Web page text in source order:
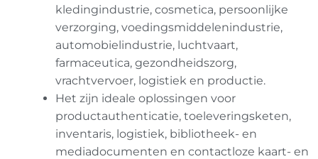
kledingindustrie, cosmetica, persoonlijke
verzorging, voedingsmiddelenindustrie,
automobielindustrie, luchtvaart,
farmaceutica, gezondheidszorg,
vrachtvervoer, logistiek en productie.
Het zijn ideale oplossingen voor
productauthenticatie, toeleveringsketen,
inventaris, logistiek, bibliotheek- en
mediadocumenten en contactloze kaart- en